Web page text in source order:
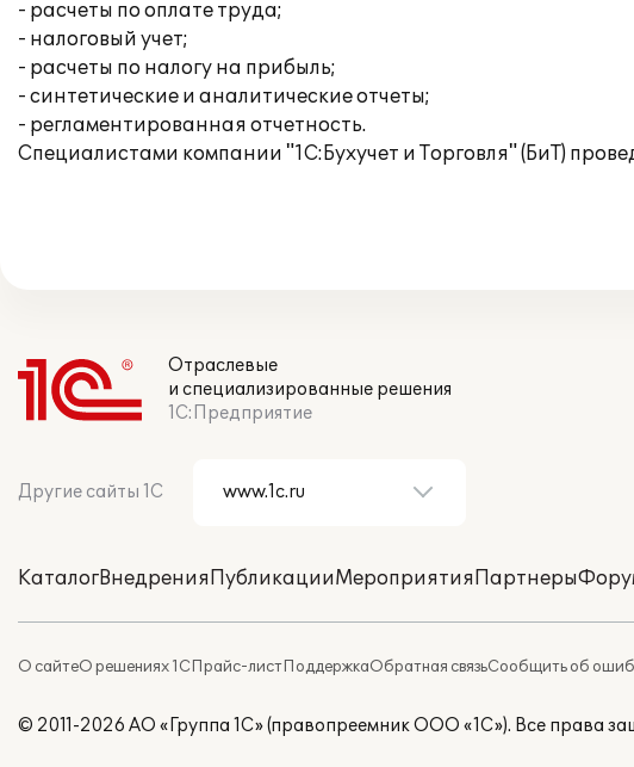
- расчеты по оплате труда;
- налоговый учет;
- расчеты по налогу на прибыль;
- синтетические и аналитические отчеты;
- регламентированная отчетность.
Специалистами компании "1С:Бухучет и Торговля" (БиТ)
Отраслевые
и специализированные решения
1С:Предприятие
Другие сайты 1С
КаталогВнедренияПубликацииМероприятияПартнеры
О сайтеО решениях 1СПрайс-листПоддержкаОбратная связьСообщить об
© 2011-2026 АО «Группа 1С» (правопреемник ООО «1С»). Все права